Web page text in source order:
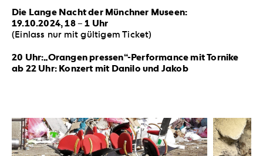
Die Lange Nacht der Münchner Museen:
19.10.2024, 18 – 1 Uhr
(Einlass nur mit gültigem Ticket)
20 Uhr:„Orangen pressen“-Performance mit Tornike
ab 22 Uhr: Konzert mit Danilo und Jakob